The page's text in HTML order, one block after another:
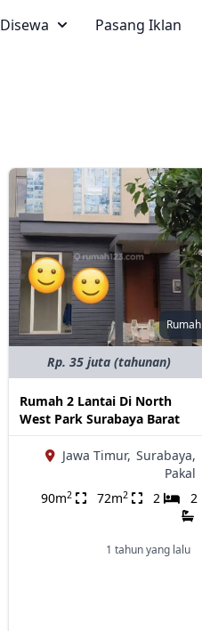
Disewa Pasang Iklan
Rumah
Rp. 35 juta (tahunan)
Rumah 2 Lantai Di North
West Park Surabaya Barat
Jawa Timur, Surabaya,
Pakal
90m2 72m2 2 2
1 tahun yang lalu